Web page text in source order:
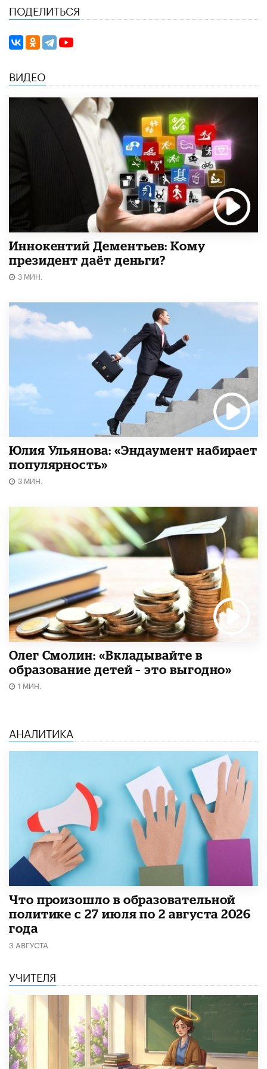
ПОДЕЛИТЬСЯ
ВИДЕО
Иннокентий Дементьев: Кому
президент даёт деньги?
3 МИН.
Юлия Ульянова: «Эндаумент набирает
популярность»
3 МИН.
Олег Смолин: «Вкладывайте в
образование детей – это выгодно»
1 МИН.
АНАЛИТИКА
​Что произошло в образовательной
политике с 27 июля по 2 августа 2026
года
3 АВГУСТА
УЧИТЕЛЯ